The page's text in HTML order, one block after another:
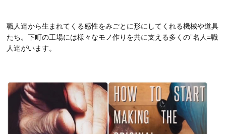
職人達から生まれてくる感性をみごとに形にしてくれる機械や道具
たち。下町の工場には様々なモノ作りを共に支える多くの”名人=職
人達がいます。
動
画